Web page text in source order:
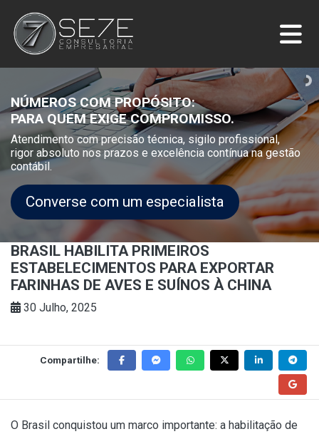
NÚMEROS COM PROPÓSITO:
PARA QUEM EXIGE COMPROMISSO.
Atendimento com precisão técnica, sigilo profissional,
rigor absoluto nos prazos e excelência contínua na gestão
contábil.
Converse com um especialista
BRASIL HABILITA PRIMEIROS
ESTABELECIMENTOS PARA EXPORTAR
FARINHAS DE AVES E SUÍNOS À CHINA
30 Julho, 2025
Compartilhe:
O Brasil conquistou um marco importante: a habilitação de